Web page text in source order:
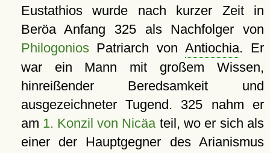
Eustathios wurde nach kurzer Zeit in
Beröa Anfang 325 als Nachfolger von
PhilogoniosPatriarch vonAntiochia. Er
war ein Mann mit großem Wissen,
hinreißender Beredsamkeit und
ausgezeichneter Tugend. 325 nahm er
am 1. Konzil von Nicäa teil, wo er sich als
einer der Hauptgegner des Arianismus